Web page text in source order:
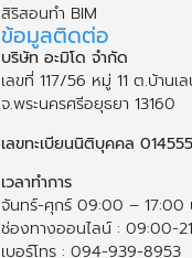
สิริสอนทำ BIM
ข้อมูลติดต่อ
บริษัท อะมิโด จำกัด
เลขที่ 117/56 หมู่ 11 ต.บ้านเ
จ.พระนคร​ศรี​อยุธยา​ 13160
เลขทะเบียนนิติบุคคล
เวลาทำการ
จันทร์-ศุกร์ 09:00 – 17:00
ช่องทางออนไลน์ : 09:00-
เบอร์โทร : 094-939-8953